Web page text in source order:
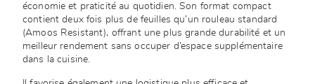
économie et praticité au quotidien. Son format compact
contient deux fois plus de feuilles qu’un rouleau standard
(Amoos Resistant), offrant une plus grande durabilité et un
meilleur rendement sans occuper d’espace supplémentaire
dans la cuisine.